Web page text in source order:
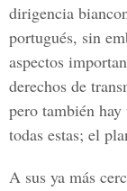
dirigencia
portugués, sin
aspectos
derechos de
pero también
todas estas; el
A sus ya más